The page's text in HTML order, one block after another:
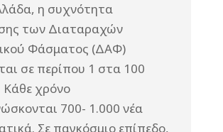
η συχνότητα
των Διαταραχών
Φάσματος (ΔΑΦ)
σε περίπου 1 στα 100
Κάθε χρόνο
700- 1.000 νέα
Σε παγκόσμιο επίπεδο,